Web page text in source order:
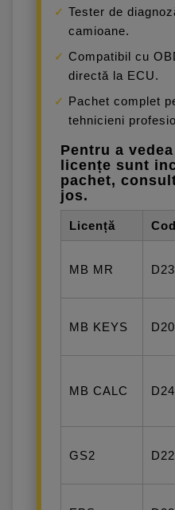
Tester de
camioane.
Compatibil cu
directă la ECU.
Pachet complet
tehnicieni
Pentru a
licențe sunt
pachet,
jos.
Licență Cod
MB MR
MB KEYS
MB CALC
GS2